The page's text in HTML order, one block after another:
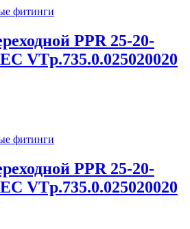
фитинги
PPR 25-20-
VTp.735.0.025020020
фитинги
PPR 25-20-
VTp.735.0.025020020